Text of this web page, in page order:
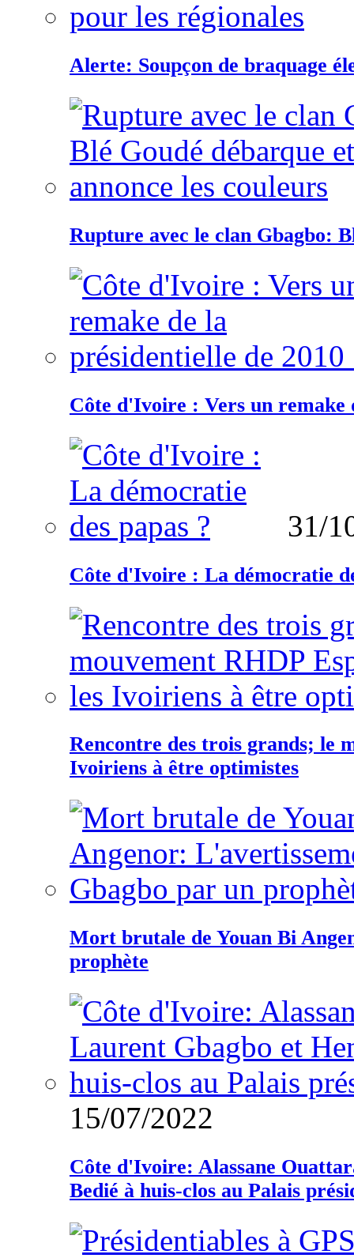
Alerte: Soupçon de braquage
Rupture avec le clan Gbagbo:
Côte d'Ivoire : Vers un remake
31/
Côte d'Ivoire : La démocratie
Rencontre des trois grands; le
Ivoiriens à être optimistes
Mort brutale de Youan Bi
prophète
15/07/2022
Côte d'Ivoire: Alassane
Bedié à huis-clos au Palais